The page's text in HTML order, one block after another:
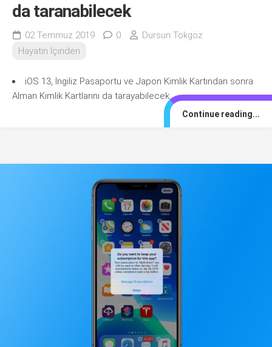
da taranabilecek
02 Temmuz 2019 0
Dursun Tokgöz
Hayatın İçinden
iOS 13, İngiliz Pasaportu ve Japon Kimlik Kartından sonra
Alman Kimlik Kartlarını da tarayabilecek.
Continue reading...